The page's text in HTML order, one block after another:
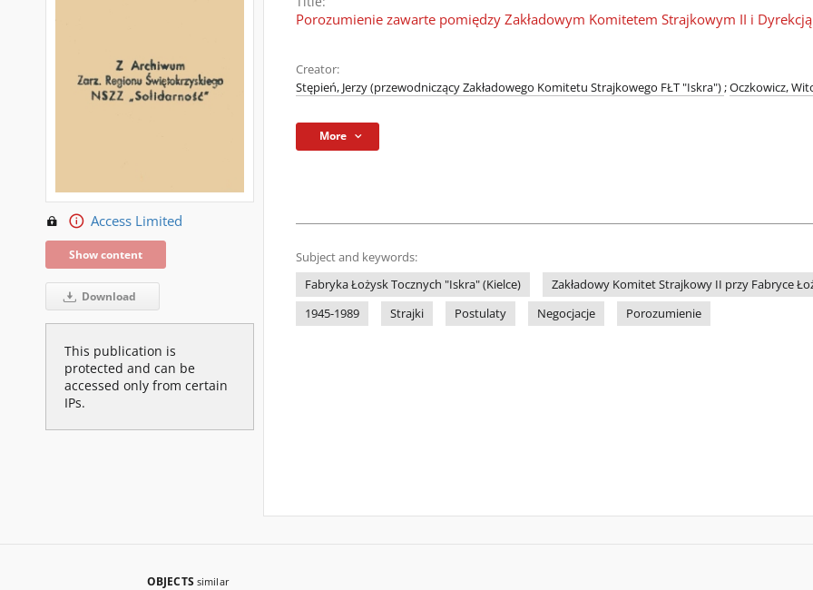
Access Limited
Show content
Download
This publication is
protected and can be
accessed only from certain
IPs.
Porozumienie zawarte pomiędzy Zakładowym Komitetem Strajkowym II i
Creator:
Stępień, Jerzy (przewodniczący Zakładowego Komitetu Strajkowego FŁT "Iskra");Oczkowicz,
More
Subject and keywords:
Fabryka Łożysk Tocznych "Iskra" (Kielce)
Zakładowy Komitet Strajkowy II przy Fabryce
1945-1989
Strajki Postulaty Negocjacje Porozumienie
OBJECTS similar